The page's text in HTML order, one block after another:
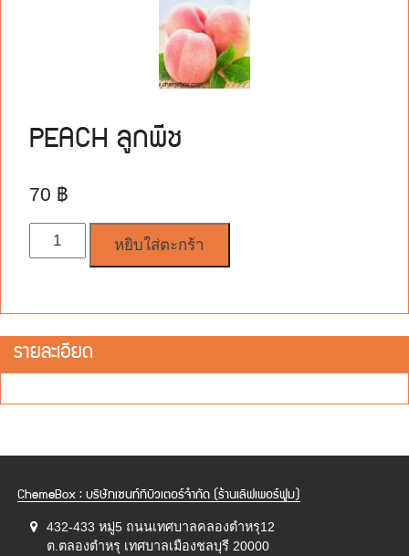
PEACH ลูกพีช
70 ฿
จำนวน
หยิบใส่ตะกร้า
รายละเอียด
ChemeBox : บริษัทเซนท์ทิบิวเตอร์จำกัด (ร้านเลิฟเพอร์ฟูม)
432-433 หมู่5 ถนนเทศบาลคลองตำหรุ12
ต.ตลองตำหรุ เทศบาลเมืองชลบุรี 20000